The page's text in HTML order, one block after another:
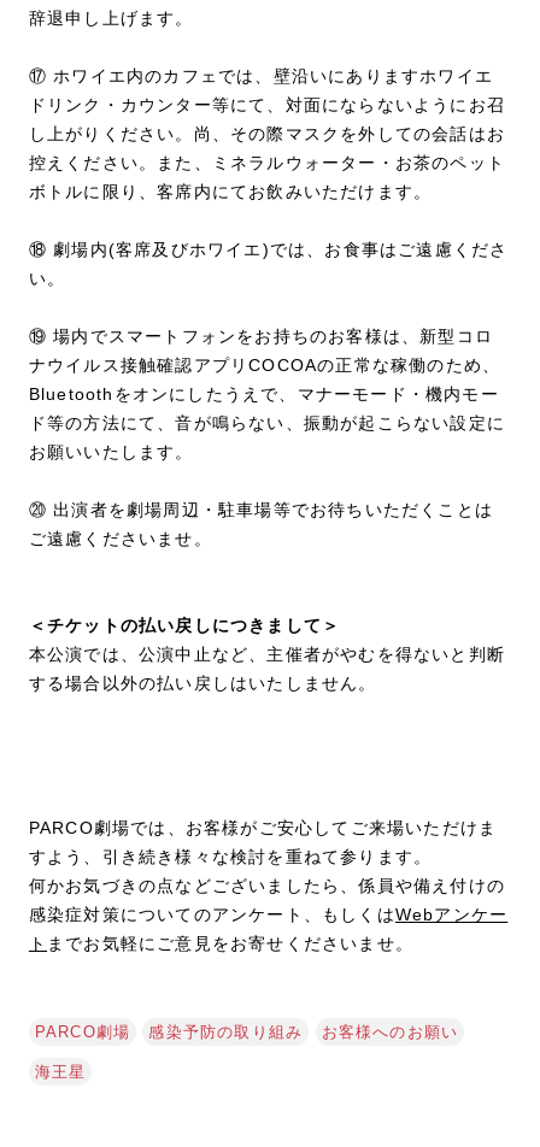
辞退申し上げます。
⑰ ホワイエ内のカフェでは、壁沿いにありますホワイエ
ドリンク・カウンター等にて、対面にならないようにお召
し上がりください。尚、その際マスクを外しての会話はお
控えください。また、ミネラルウォーター・お茶のペット
ボトルに限り、客席内にてお飲みいただけます。
⑱ 劇場内(客席及びホワイエ)では、お食事はご遠慮くださ
い。
⑲ 場内でスマートフォンをお持ちのお客様は、新型コロ
ナウイルス接触確認アプリCOCOAの正常な稼働のため、
Bluetoothをオンにしたうえで、マナーモード・機内モー
ド等の方法にて、音が鳴らない、振動が起こらない設定に
お願いいたします。
⑳ 出演者を劇場周辺・駐車場等でお待ちいただくことは
ご遠慮くださいませ。
＜チケットの払い戻しにつきまして＞
本公演では、公演中止など、主催者がやむを得ないと判断
する場合以外の払い戻しはいたしません。
PARCO劇場では、お客様がご安心してご来場いただけま
すよう、引き続き様々な検討を重ねて参ります。
何かお気づきの点などございましたら、係員や備え付けの
感染症対策についてのアンケート、もしくはWebアンケー
ト までお気軽にご意見をお寄せくださいませ。
PARCO劇場 感染予防の取り組み お客様へのお願い
海王星